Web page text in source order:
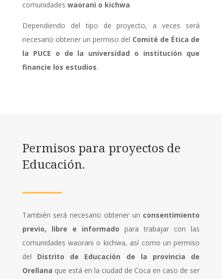
comunidades waorani o kichwa.
Dependiendo del tipo de proyecto, a veces será
necesario obtener un permiso del Comité de Ética de
la PUCE o de la universidad o institución que
financie los estudios.
Permisos para proyectos de
Educación.
También será necesario obtener un consentimiento
previo, libre e informado para trabajar con las
comunidades waorani o kichwa, así como un permiso
del Distrito de Educación de la provincia de
Orellana que está en la ciudad de Coca en caso de ser